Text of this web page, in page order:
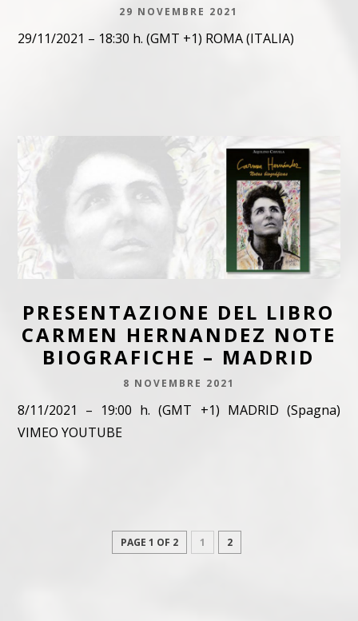
29 NOVEMBRE 2021
29/11/2021 – 18:30 h. (GMT +1) ROMA (ITALIA)
PRESENTAZIONE DEL LIBRO
CARMEN HERNANDEZ NOTE
BIOGRAFICHE – MADRID
8 NOVEMBRE 2021
8/11/2021 – 19:00 h. (GMT +1) MADRID (Spagna)
VIMEO YOUTUBE
PAGE 1 OF 2 1 2